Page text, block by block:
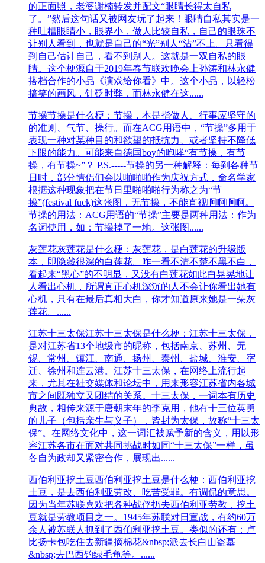
的正面照，老婆谢楠转发并配文“眼睛长得太自私
了。”然后这句话又被网友玩了起来！眼睛自私其实是一
种吐槽眼睛小，眼界小，做人比较自私，自己的眼珠不
让别人看到，也就是自己的“光”别人“沾”不上。只看得
到自己估计自己，看不到别人。这就是一双自私的眼
睛。这个梗源自于2019年春节联欢晚会上孙涛和林永健
搭档合作的小品《演戏给你看》中。这个小品，以轻松
搞笑的画风，针砭时弊，而林永健在这......
节操节操是什么梗：节操，本是指做人、行事应坚守的
的准则、气节、操行。而在ACG用语中，“节操”多用于
表现一种对某种目的和欲望的抵抗力、或者坚持不降低
下限的能力。可能来自德国boy的咆哮“有节操，有节
操，有节操~”？ P.S.-----节操的另一种解释：每到各种节
日时，部分情侣们会以啪啪啪作为庆祝方式，命名学家
根据这种现象把在节日里啪啪啪行为称之为“节
操”(festival fuck)这张图，无节操，不能直视啊啊啊啊。
节操的用法：ACG用语的“节操”主要是两种用法：作为
名词使用，如：节操掉了一地。这张图......
灰莲花灰莲花是什么梗：灰莲花，是白莲花的升级版
本，即隐藏很深的白莲花。咋一看不清不楚不黑不白，
看起来“黑心”的不明显，又没有白莲花如此白晃晃地让
人看出心机，所谓真正心机深沉的人不会让你看出她有
心机，只有在最后真相大白，你才知道原来她是一朵灰
莲花。......
江苏十三太保江苏十三太保是什么梗：江苏十三太保，
是对江苏省13个地级市的昵称‌，包括南京、苏州、无
锡、常州、镇江、南通、扬州、泰州、盐城、淮安、宿
迁、徐州和连云港。江苏十三太保，在网络上流行起
来，尤其在社交媒体和论坛中，用来形容江苏省内各城
市之间既独立又团结的关系。十三太保，一词本有历史
典故，相传来源于唐朝末年的李克用，他有十三位英勇
的儿子（包括亲生与义子），皆封为太保，故称“十三太
保”。在网络文化中，这一词汇被赋予新的含义，用以形
容江苏各市在面对共同挑战时如同“十三太保”一样，虽
各自为政却又紧密合作，展现出......
西伯利亚挖土豆西伯利亚挖土豆是什么梗：西伯利亚挖
土豆，是去西伯利亚劳改、吃苦受罪。有调侃的意思。
因为当年苏联喜欢把各种战俘扔去西伯利亚劳教，挖土
豆就是劳教项目之一。1945年苏联对日宣战，有约60万
余人被苏联人抓到了西伯利亚挖土豆。类似的还有：卢
比扬卡包吃住去新疆摘棉花&nbsp;派去长白山盗墓
&nbsp;去巴西钓绿毛龟等。......